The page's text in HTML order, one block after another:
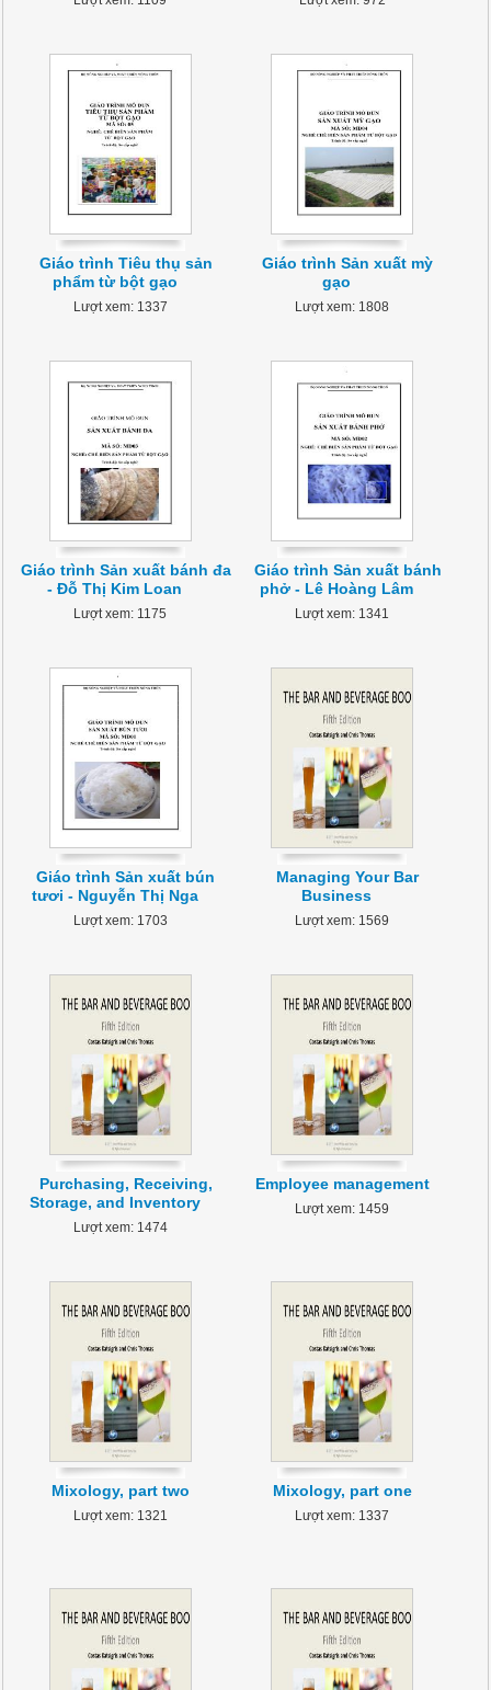
Giáo trình Tiêu thụ sản
phẩm từ bột gạo
Lượt xem: 1337
Giáo trình Sản xuất mỳ
gạo
Lượt xem: 1808
Giáo trình Sản xuất bánh đa
- Đỗ Thị Kim Loan
Lượt xem: 1175
Giáo trình Sản xuất bánh
phở - Lê Hoàng Lâm
Lượt xem: 1341
Giáo trình Sản xuất bún
tươi - Nguyễn Thị Nga
Lượt xem: 1703
Managing Your Bar
Business
Lượt xem: 1569
Purchasing, Receiving,
Storage, and Inventory
Lượt xem: 1474
Employee management
Lượt xem: 1459
Mixology, part two
Lượt xem: 1321
Mixology, part one
Lượt xem: 1337